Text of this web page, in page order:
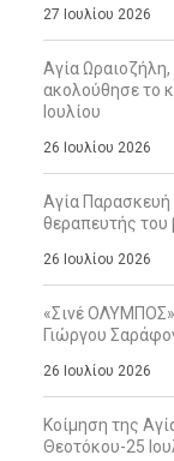
27 Ιουλίου 2026
Αγία
ακολούθησε το
Ιουλίου
26 Ιουλίου 2026
Αγία
θεραπευτής του
26 Ιουλίου 2026
«Σινέ
Γιώργου
26 Ιουλίου 2026
Κοίμηση της
Θεοτόκου-25